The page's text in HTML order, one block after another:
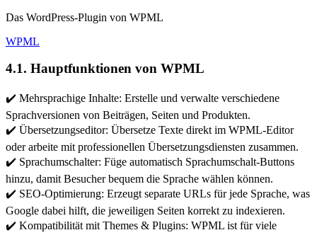
Das WordPress-Plugin von WPML
WPML
4.1. Hauptfunktionen von WPML
✔️ Mehrsprachige Inhalte: Erstelle und verwalte verschiedene
Sprachversionen von Beiträgen, Seiten und Produkten.
✔️ Übersetzungseditor: Übersetze Texte direkt im WPML-Editor
oder arbeite mit professionellen Übersetzungsdiensten zusammen.
✔️ Sprachumschalter: Füge automatisch Sprachumschalt-Buttons
hinzu, damit Besucher bequem die Sprache wählen können.
✔️ SEO-Optimierung: Erzeugt separate URLs für jede Sprache, was
Google dabei hilft, die jeweiligen Seiten korrekt zu indexieren.
✔️ Kompatibilität mit Themes & Plugins: WPML ist für viele